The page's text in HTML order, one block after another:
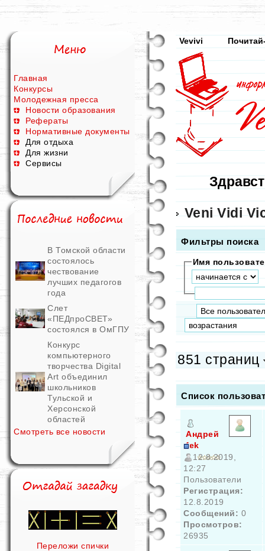
Главная
Конкурсы
Молодежная пресса
Новости образования
Рефераты
Нормативные документы
Для отдыха
Для жизни
Сервисы
В Томской области
состоялось
чествование
лучших педагогов
года
Слет
«ПЕДпроСВЕТ»
состоялся в ОмГПУ
Конкурс
компьютерного
творчества Digital
Art объединил
школьников
Тульской и
Херсонской
областей
Смотреть все новости
Переложи спички
Vevivi
Veni Vidi
Фильтры поиска
Имя
851 страниц
Список
Андрей
fek
12.8.2019,
12:27
Пользователи
Регистрация:
12.8.2019
Сообщений: 0
Просмотров:
26935